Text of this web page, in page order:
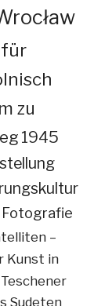
zu
1945
Fotografie
–
Kunst in
Teschener
Sudeten